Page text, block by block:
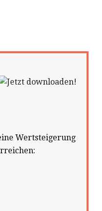
Wertsteigerung